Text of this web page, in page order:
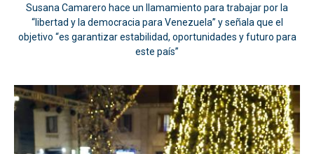
Susana Camarero hace un llamamiento para trabajar por la
“libertad y la democracia para Venezuela” y señala que el
objetivo “es garantizar estabilidad, oportunidades y futuro para
este país”